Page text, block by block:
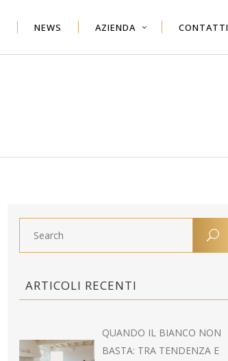
NEWS AZIENDA CONTATTI
ARTICOLI RECENTI
QUANDO IL BIANCO NON
BASTA: TRA TENDENZA E